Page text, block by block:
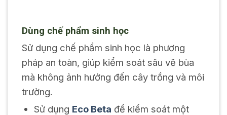
Dùng chế phẩm sinh học
Sử dụng chế phẩm sinh học là phương
pháp an toàn, giúp kiểm soát sâu vẽ bùa
mà không ảnh hưởng đến cây trồng và môi
trường.
Sử dụng Eco Beta để kiểm soát một